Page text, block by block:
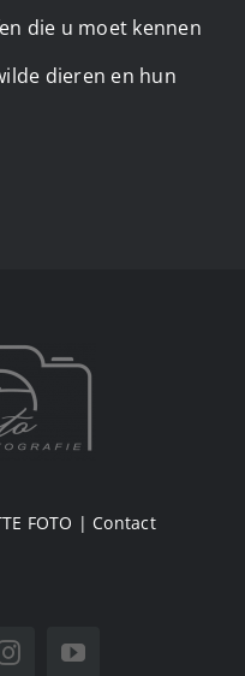
die u moet kennen
dieren en hun
FOTO | Contact